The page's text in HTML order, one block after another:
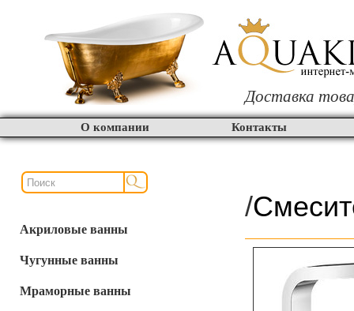
Доставка
О компании Контакты
Акриловые ванны
Чугунные ванны
Мраморные ванны
/